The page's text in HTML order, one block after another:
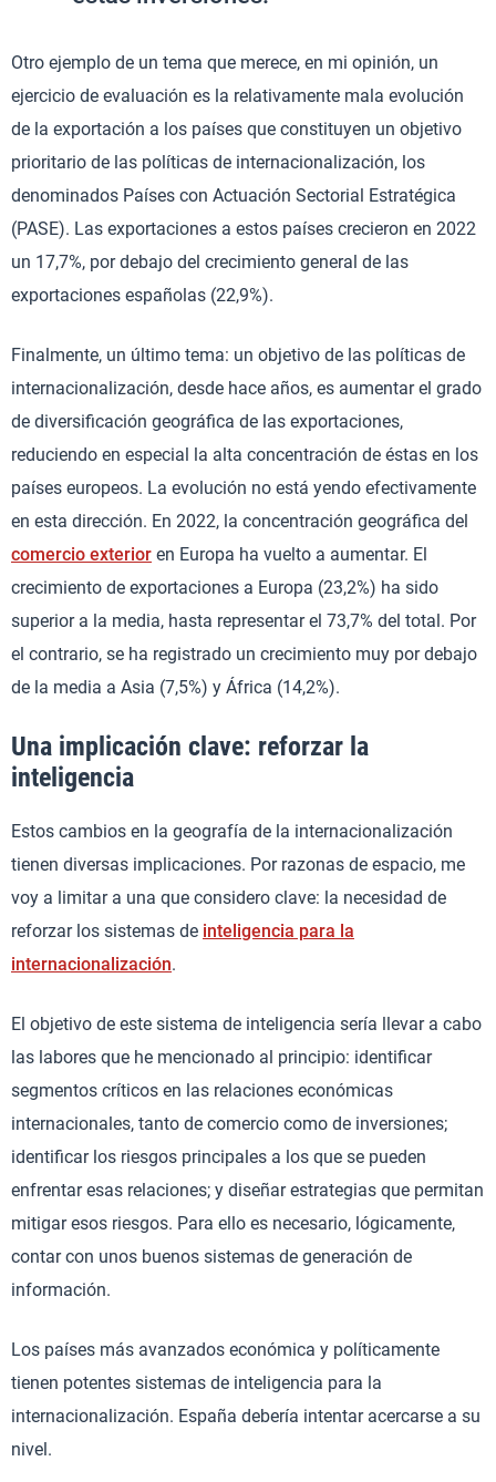
Otro ejemplo de un tema que merece, en mi opinión, un
ejercicio de evaluación es la relativamente mala evolución
de la exportación a los países que constituyen un objetivo
prioritario de las políticas de internacionalización, los
denominados Países con Actuación Sectorial Estratégica
(PASE). Las exportaciones a estos países crecieron en 2022
un 17,7%, por debajo del crecimiento general de las
exportaciones españolas (22,9%).
Finalmente, un último tema: un objetivo de las políticas de
internacionalización, desde hace años, es aumentar el grado
de diversificación geográfica de las exportaciones,
reduciendo en especial la alta concentración de éstas en los
países europeos. La evolución no está yendo efectivamente
en esta dirección. En 2022, la concentración geográfica del
comercio exterior en Europa ha vuelto a aumentar. El
crecimiento de exportaciones a Europa (23,2%) ha sido
superior a la media, hasta representar el 73,7% del total. Por
el contrario, se ha registrado un crecimiento muy por debajo
de la media a Asia (7,5%) y África (14,2%).
Una implicación clave: reforzar la
inteligencia
Estos cambios en la geografía de la internacionalización
tienen diversas implicaciones. Por razonas de espacio, me
voy a limitar a una que considero clave: la necesidad de
reforzar los sistemas de inteligencia para la
internacionalización.
El objetivo de este sistema de inteligencia sería llevar a cabo
las labores que he mencionado al principio: identificar
segmentos críticos en las relaciones económicas
internacionales, tanto de comercio como de inversiones;
identificar los riesgos principales a los que se pueden
enfrentar esas relaciones; y diseñar estrategias que permitan
mitigar esos riesgos. Para ello es necesario, lógicamente,
contar con unos buenos sistemas de generación de
información.
Los países más avanzados económica y políticamente
tienen potentes sistemas de inteligencia para la
internacionalización. España debería intentar acercarse a su
nivel.